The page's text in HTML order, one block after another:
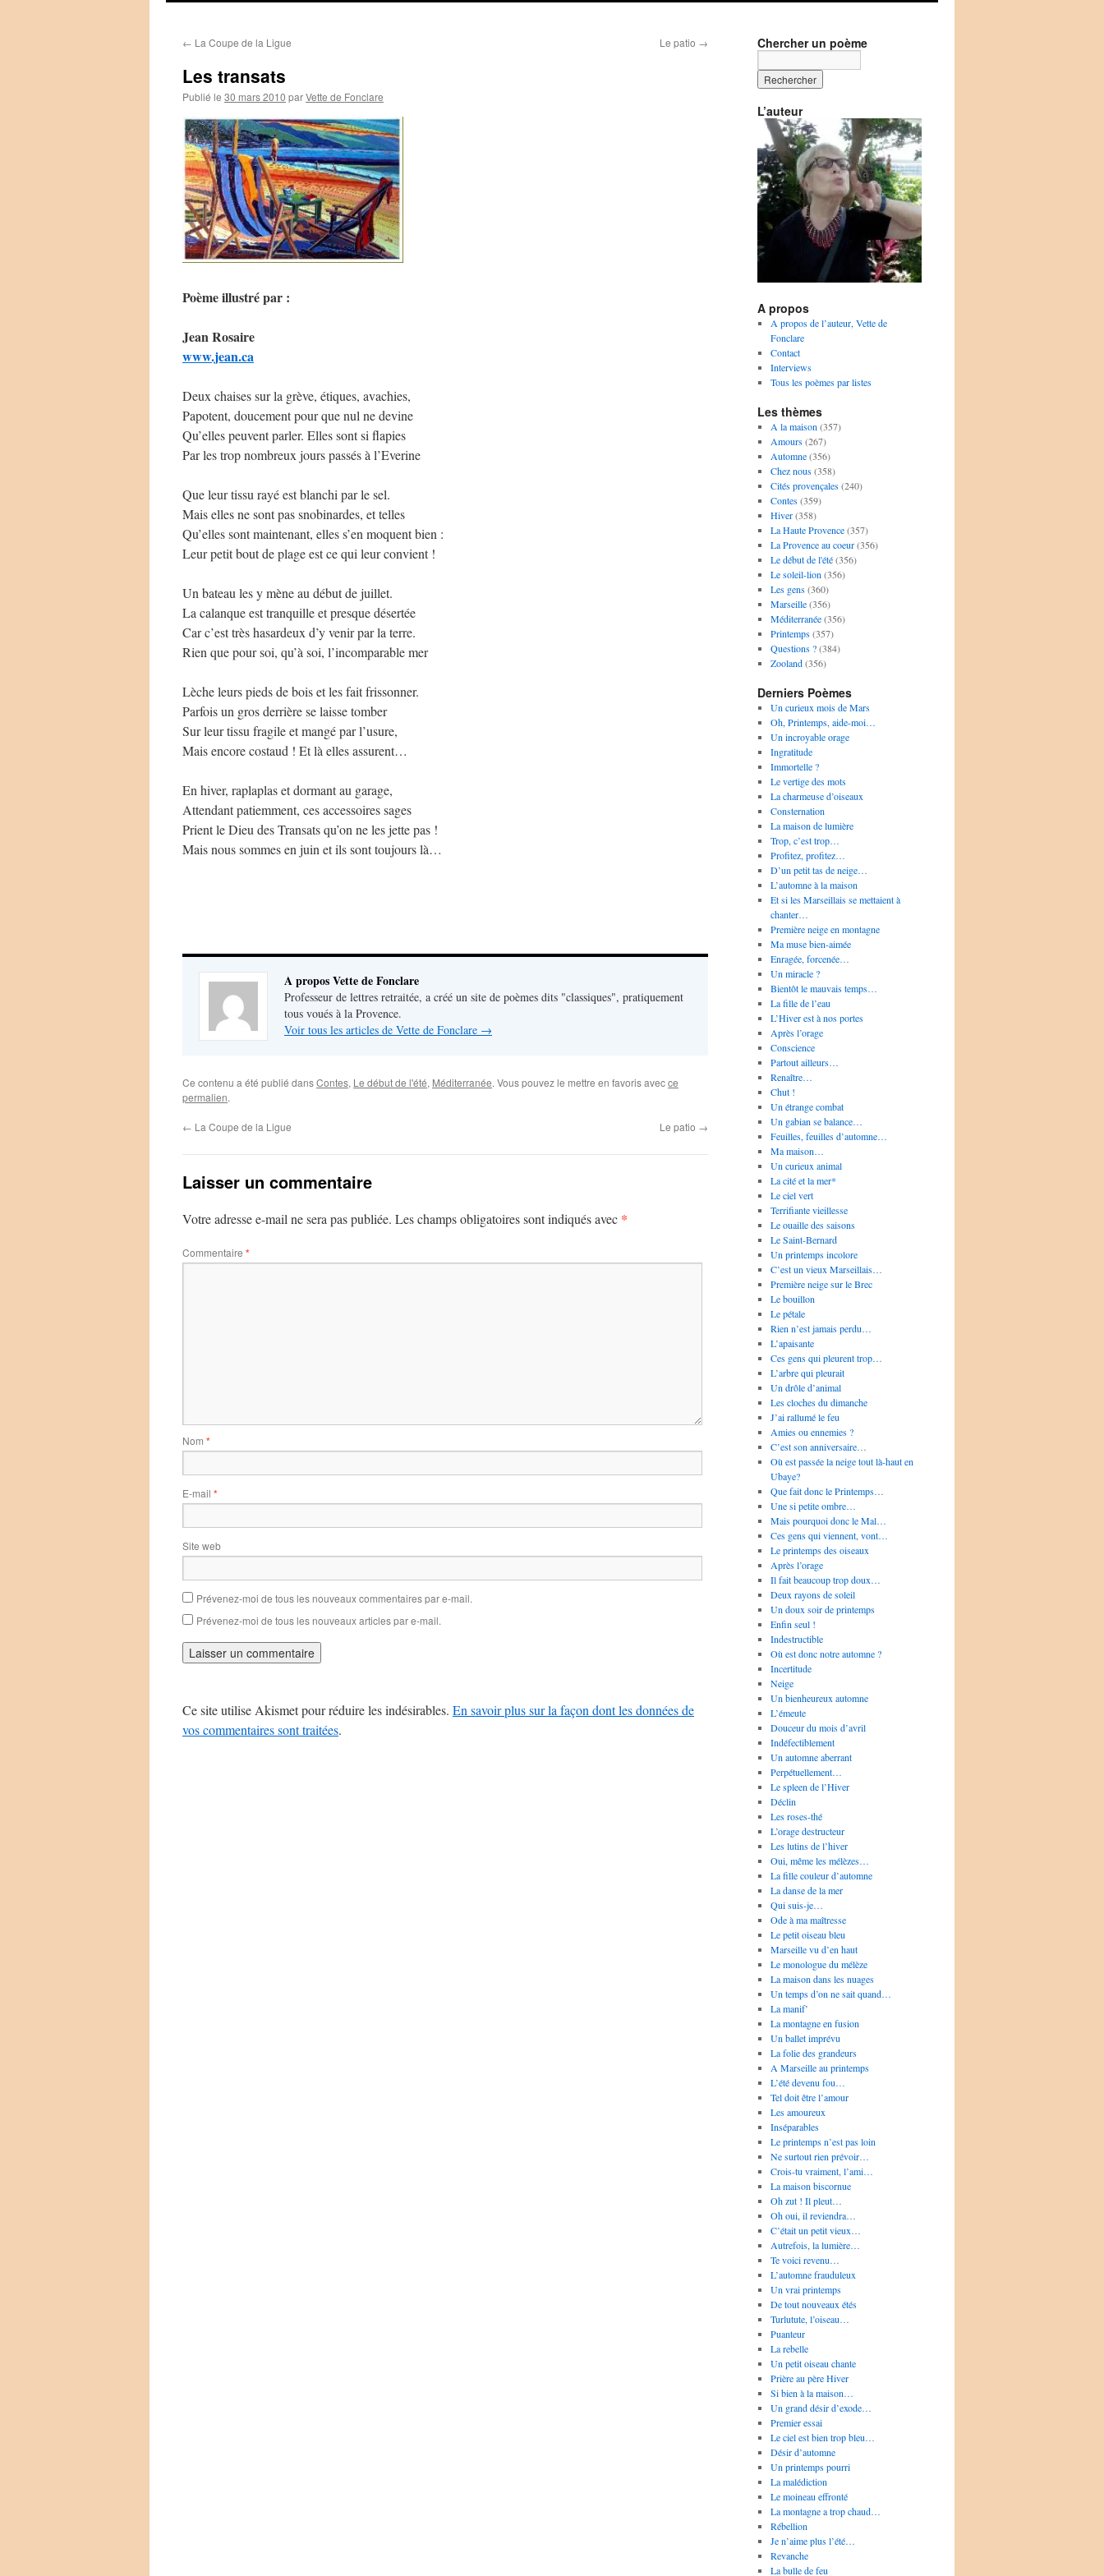
← La Coupe de la Ligue Le patio →
Les transats
Publié le 30 mars 2010 parVette de Fonclare
Poème illustré par :
Jean Rosaire
www.jean.ca
Deux chaises sur la grève, étiques, avachies,
Papotent, doucement pour que nul ne devine
Qu’elles peuvent parler. Elles sont si flapies
Par les trop nombreux jours passés à l’Everine
Que leur tissu rayé est blanchi par le sel.
Mais elles ne sont pas snobinardes, et telles
Qu’elles sont maintenant, elles s’en moquent bien :
Leur petit bout de plage est ce qui leur convient !
Un bateau les y mène au début de juillet.
La calanque est tranquille et presque désertée
Car c’est très hasardeux d’y venir par la terre.
Rien que pour soi, qu’à soi, l’incomparable mer
Lèche leurs pieds de bois et les fait frissonner.
Parfois un gros derrière se laisse tomber
Sur leur tissu fragile et mangé par l’usure,
Mais encore costaud ! Et là elles assurent…
En hiver, raplaplas et dormant au garage,
Attendant patiemment, ces accessoires sages
Prient le Dieu des Transats qu’on ne les jette pas !
Mais nous sommes en juin et ils sont toujours là…
A propos Vette de Fonclare
Professeur de lettres retraitée, a créé un site de poèmes dits "classiques", pratiquement
tous voués à la Provence.
Voir tous les articles de Vette de Fonclare →
Ce contenu a été publié dansContes, Le début de l'été, Méditerranée. Vous pouvez le mettre en favoris avecce
permalien.
← La Coupe de la Ligue Le patio →
Laisser un commentaire
Votre adresse e-mail ne sera pas publiée. Les champs obligatoires sont indiqués avec *
Commentaire *
Nom *
E-mail *
Site web
Prévenez-moi de tous les nouveaux commentaires par e-mail.
Prévenez-moi de tous les nouveaux articles par e-mail.
Ce site utilise Akismet pour réduire les indésirables. En savoir plus sur la façon dont les données de
vos commentaires sont traitées.
Chercher un poème
L’auteur
A propos
A propos de l’auteur, Vette de
Fonclare
Contact
Interviews
Tous les poèmes par listes
Les thèmes
A la maison (357)
Amours(267)
Automne(356)
Chez nous(358)
Cités provençales(240)
Contes(359)
Hiver(358)
La Haute Provence(357)
La Provence au coeur(356)
Le début de l'été(356)
Le soleil-lion (356)
Les gens(360)
Marseille(356)
Méditerranée(356)
Printemps(357)
Questions ?(384)
Zooland(356)
Derniers Poèmes
Un curieux mois de Mars
Oh, Printemps, aide-moi…
Un incroyable orage
Ingratitude
Immortelle ?
Le vertige des mots
La charmeuse d’oiseaux
Consternation
La maison de lumière
Trop, c’est trop…
Profitez, profitez…
D’un petit tas de neige…
L’automne à la maison
Et si les Marseillais se mettaient à
chanter…
Première neige en montagne
Ma muse bien-aimée
Enragée, forcenée…
Un miracle ?
Bientôt le mauvais temps…
La fille de l’eau
L’Hiver est à nos portes
Après l’orage
Conscience
Partout ailleurs…
Renaître…
Chut !
Un étrange combat
Un gabian se balance…
Feuilles, feuilles d’automne…
Ma maison…
Un curieux animal
La cité et la mer*
Le ciel vert
Terrifiante vieillesse
Le ouaille des saisons
Le Saint-Bernard
Un printemps incolore
C’est un vieux Marseillais…
Première neige sur le Brec
Le bouillon
Le pétale
Rien n’est jamais perdu…
L’apaisante
Ces gens qui pleurent trop…
L’arbre qui pleurait
Un drôle d’animal
Les cloches du dimanche
J’ai rallumé le feu
Amies ou ennemies ?
C’est son anniversaire…
Où est passée la neige tout là-haut en
Ubaye?
Que fait donc le Printemps…
Une si petite ombre…
Mais pourquoi donc le Mal…
Ces gens qui viennent, vont…
Le printemps des oiseaux
Après l’orage
Il fait beaucoup trop doux…
Deux rayons de soleil
Un doux soir de printemps
Enfin seul !
Indestructible
Où est donc notre automne ?
Incertitude
Neige
Un bienheureux automne
L’émeute
Douceur du mois d’avril
Indéfectiblement
Un automne aberrant
Perpétuellement…
Le spleen de l’Hiver
Déclin
Les roses-thé
L’orage destructeur
Les lutins de l’hiver
Oui, même les mélèzes…
La fille couleur d’automne
La danse de la mer
Qui suis-je…
Ode à ma maîtresse
Le petit oiseau bleu
Marseille vu d’en haut
Le monologue du mélèze
La maison dans les nuages
Un temps d’on ne sait quand…
La manif’
La montagne en fusion
Un ballet imprévu
La folie des grandeurs
A Marseille au printemps
L’été devenu fou…
Tel doit être l’amour
Les amoureux
Inséparables
Le printemps n’est pas loin
Ne surtout rien prévoir…
Crois-tu vraiment, l’ami…
La maison biscornue
Oh zut ! Il pleut…
Oh oui, il reviendra…
C’était un petit vieux…
Autrefois, la lumière…
Te voici revenu…
L’automne frauduleux
Un vrai printemps
De tout nouveaux étés
Turlutute, l’oiseau…
Puanteur
La rebelle
Un petit oiseau chante
Prière au père Hiver
Si bien à la maison…
Un grand désir d’exode…
Premier essai
Le ciel est bien trop bleu…
Désir d’automne
Un printemps pourri
La malédiction
Le moineau effronté
La montagne a trop chaud…
Rébellion
Je n’aime plus l’été…
Revanche
La bulle de feu